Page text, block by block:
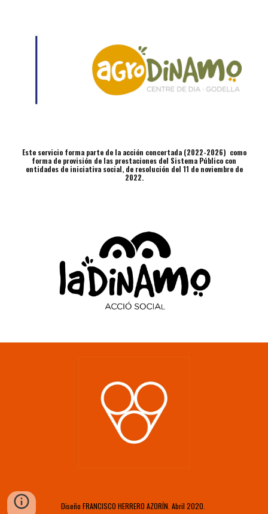
Este servicio forma parte de la acción concertada (2022-2026) como
forma de provisión de las prestaciones del Sistema Público con
entidades de iniciativa social, de resolución del 11 de noviembre de
2022.
Diseño FRANCISCO HERRERO AZORÍN. Abril 2020.